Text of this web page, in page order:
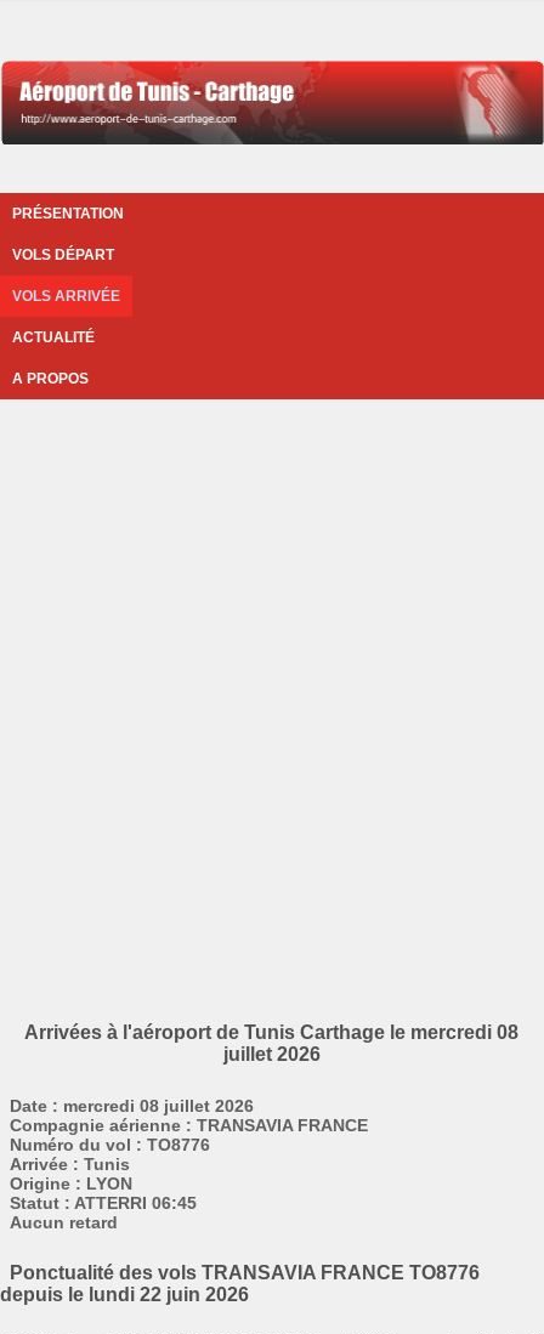
PRÉSENTATION
VOLS DÉPART
VOLS ARRIVÉE
ACTUALITÉ
A PROPOS
Arrivées à l'aéroport de Tunis Carthage le mercredi 08
juillet 2026
Date : mercredi 08 juillet 2026
Compagnie aérienne : TRANSAVIA FRANCE
Numéro du vol : TO8776
Arrivée : Tunis
Origine : LYON
Statut : ATTERRI 06:45
Aucun retard
Ponctualité des vols TRANSAVIA FRANCE TO8776
depuis le lundi 22 juin 2026